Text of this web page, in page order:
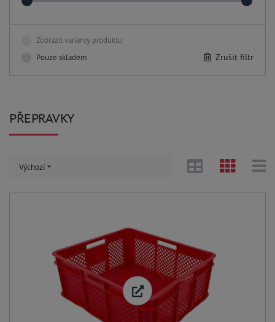
Zobrazit varianty produktu
Pouze skladem
Zrušit filtr
PŘEPRAVKY
Výchozí